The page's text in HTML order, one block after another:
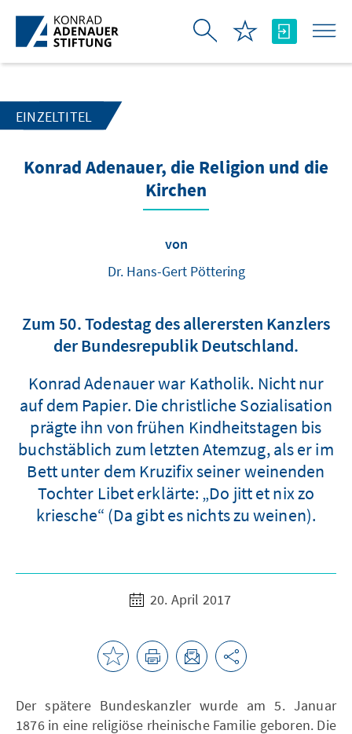
Zum Hauptinhalt springen
EINZELTITEL
Konrad Adenauer, die Religion und die
Kirchen
von
Dr. Hans-Gert Pöttering
Zum 50. Todestag des allerersten Kanzlers
der Bundesrepublik Deutschland.
Konrad Adenauer war Katholik. Nicht nur
auf dem Papier. Die christliche Sozialisation
prägte ihn von frühen Kindheitstagen bis
buchstäblich zum letzten Atemzug, als er im
Bett unter dem Kruzifix seiner weinenden
Tochter Libet erklärte: „Do jitt et nix zo
kriesche“ (Da gibt es nichts zu weinen).
20. April 2017
Der spätere Bundeskanzler wurde am 5. Januar
1876 in eine religiöse rheinische Familie geboren. Die